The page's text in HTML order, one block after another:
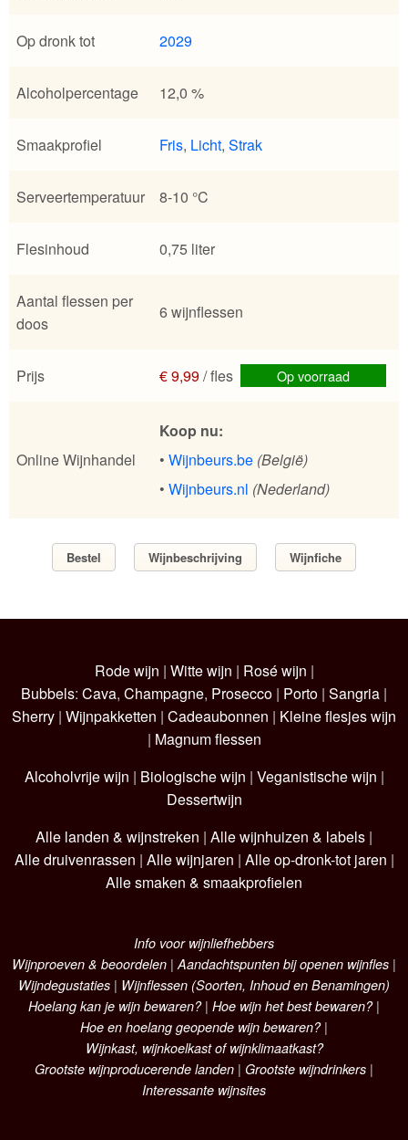
Op dronk tot 2029
Alcoholpercentage 12,0 %
Smaakprofiel Fris, Licht, Strak
Serveertemperatuur 8-10 °C
Flesinhoud 0,75 liter
Aantal flessen per
doos
6 wijnflessen
Prijs € 9,99/ fles Op voorraad
Online Wijnhandel
Koop nu:
• Wijnbeurs.be (België)
• Wijnbeurs.nl (Nederland)
Bestel Wijnbeschrijving Wijnfiche
Rode wijn | Witte wijn | Rosé wijn |
Bubbels: Cava, Champagne, Prosecco | Porto | Sangria |
Sherry | Wijnpakketten | Cadeaubonnen | Kleine flesjes wijn
| Magnum flessen
Alcoholvrije wijn | Biologische wijn | Veganistische wijn |
Dessertwijn
Alle landen & wijnstreken | Alle wijnhuizen & labels |
Alle druivenrassen | Alle wijnjaren | Alle op-dronk-tot jaren |
Alle smaken & smaakprofielen
Info voor wijnliefhebbers
Wijnproeven & beoordelen |Aandachtspunten bij openen wijnfles |
Wijndegustaties | Wijnflessen (Soorten, Inhoud en Benamingen)
Hoelang kan je wijn bewaren?| Hoe wijn het best bewaren?|
Hoe en hoelang geopende wijn bewaren?|
Wijnkast, wijnkoelkast of wijnklimaatkast?
Grootste wijnproducerende landen | Grootste wijndrinkers |
Interessante wijnsites